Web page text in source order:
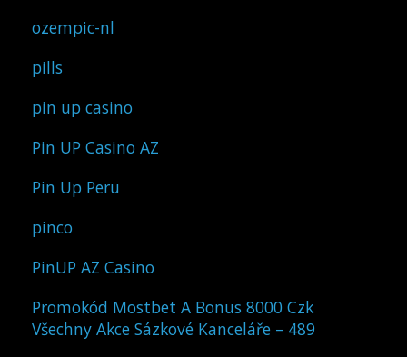
ozempic-nl
pills
pin up casino
Pin UP Casino AZ
Pin Up Peru
pinco
PinUP AZ Casino
Promokód Mostbet A Bonus 8000 Czk
Všechny Akce Sázkové Kanceláře – 489